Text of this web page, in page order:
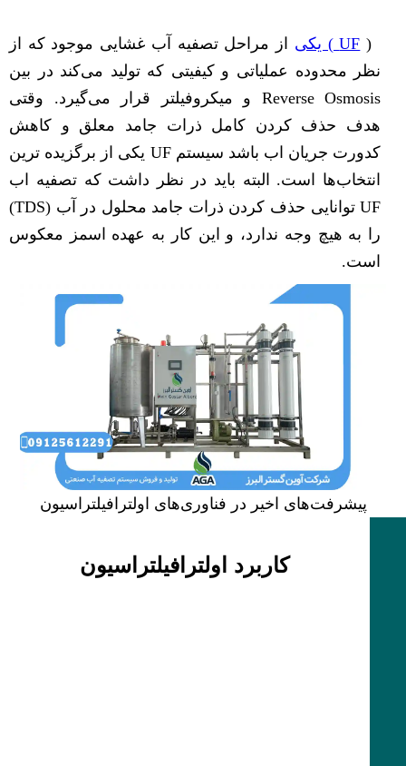
( UF ) یکی
از مراحل تصفیه آب غشایی موجود که از
نظر محدوده عملیاتی و کیفیتی که تولید می‌کند در بین
Reverse Osmosis و میکروفیلتر قرار می‌گیرد. وقتی
هدف حذف کردن کامل ذرات جامد معلق و کاهش
کدورت جریان اب باشد سیستم UF یکی از برگزیده ترین
انتخاب‌ها است. البته باید در نظر داشت که تصفیه اب
UF توانایی حذف کردن ذرات جامد محلول در آب (TDS)
را به هیچ وجه ندارد، و این کار به عهده اسمز معکوس
است.
پیشرفت‌های اخیر در فناوری‌های اولترافیلتراسیون
کاربرد اولترافیلتراسیون